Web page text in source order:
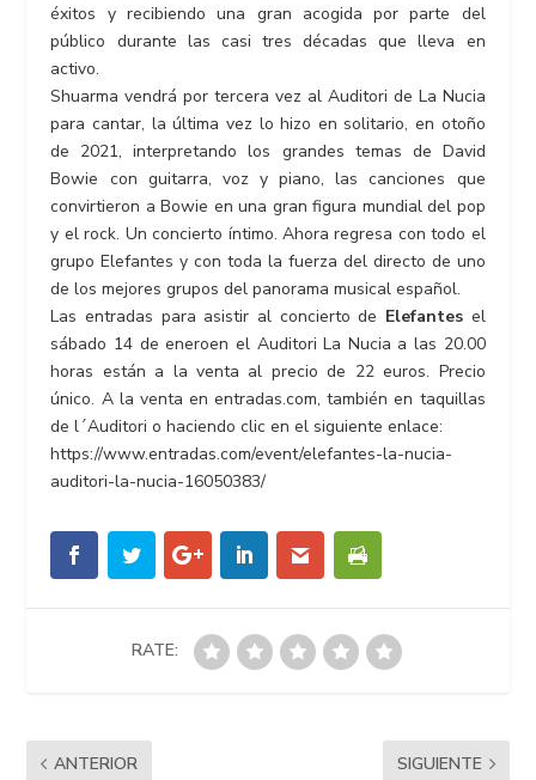
éxitos y recibiendo una gran acogida por parte del
público durante las casi tres décadas que lleva en
activo.
Shuarma vendrá por tercera vez al Auditori de La Nucia
para cantar, la última vez lo hizo en solitario, en otoño
de 2021, interpretando los grandes temas de David
Bowie con guitarra, voz y piano, las canciones que
convirtieron a Bowie en una gran figura mundial del pop
y el rock. Un concierto íntimo. Ahora regresa con todo el
grupo Elefantes y con toda la fuerza del directo de uno
de los mejores grupos del panorama musical español.
Las entradas para asistir al concierto de Elefantes el
sábado 14 de eneroen el Auditori La Nucia a las 20.00
horas están a la venta al precio de 22 euros. Precio
único. A la venta en entradas.com, también en taquillas
de l´Auditori o haciendo clic en el siguiente enlace:
https://www.entradas.com/event/elefantes-la-nucia-
auditori-la-nucia-16050383/
RATE:
ANTERIOR SIGUIENTE